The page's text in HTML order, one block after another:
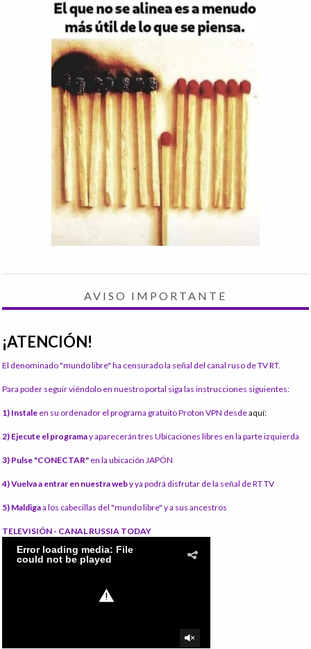
AVISO IMPORTANTE
¡ATENCIÓN!
El denominado "mundo libre" ha censurado la señal del canal ruso de TV RT.
Para poder seguir viéndolo en nuestro portal siga las instrucciones siguientes:
1) Instale en su ordenador el programa gratuito Proton VPN desdeaquí:
2) Ejecute el programay aparecerán tres Ubicaciones libres en la parte izquierda
3) Pulse "CONECTAR" en la ubicación JAPÓN
4) Vuelva a entrar en nuestra weby ya podrá disfrutar de la señal de RT TV
5) Maldigaa los cabecillas del "mundo libre" y a sus ancestros
TELEVISIÓN - CANAL RUSSIA TODAY